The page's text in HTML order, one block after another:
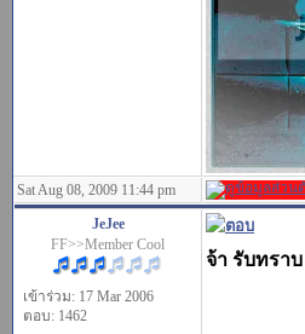
Sat Aug 08, 2009 11:44 pm
JeJee
FF>>Member Cool
เข้าร่วม: 17 Mar 2006
ตอบ: 1462
จ้า รับทราบ